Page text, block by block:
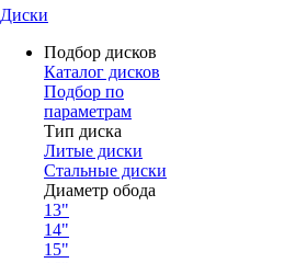
Диски
Подбор дисков
Каталог дисков
Подбор по
параметрам
Тип диска
Литые диски
Стальные диски
Диаметр обода
13"
14"
15"